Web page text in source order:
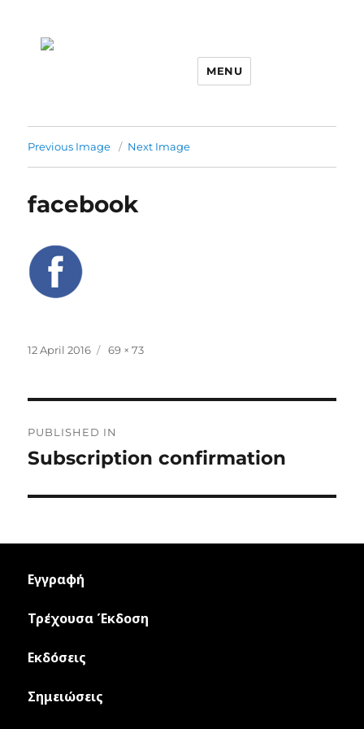
MENU
Previous Image Next Image
facebook
Posted
12 April 2016
Full
69 × 73
navigation
PUBLISHED IN
Subscription confirmation
Εγγραφή
Τρέχουσα Έκδοση
Εκδόσεις
Σημειώσεις